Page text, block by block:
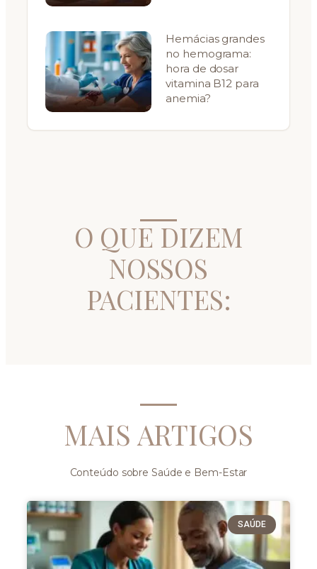
Hemácias grandes
no hemograma:
hora de dosar
vitamina B12 para
anemia?
O QUE DIZEM
NOSSOS
PACIENTES:
MAIS ARTIGOS
Conteúdo sobre Saúde e Bem-Estar
SAÚDE